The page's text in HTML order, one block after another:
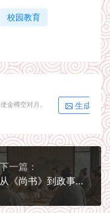
校园教育
金樽空对月。 生成海报
下一篇：
从《尚书》到政事之学：早期经典如何记录治理经验